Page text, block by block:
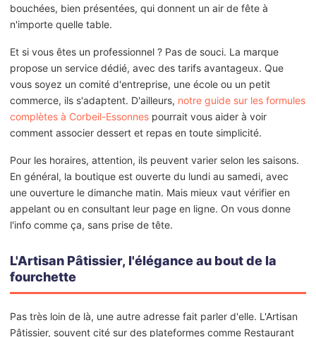
bouchées, bien présentées, qui donnent un air de fête à
n'importe quelle table.
Et si vous êtes un professionnel ? Pas de souci. La marque
propose un service dédié, avec des tarifs avantageux. Que
vous soyez un comité d'entreprise, une école ou un petit
commerce, ils s'adaptent. D'ailleurs, notre guide sur les formules
complètes à Corbeil-Essonnes pourrait vous aider à voir
comment associer dessert et repas en toute simplicité.
Pour les horaires, attention, ils peuvent varier selon les saisons.
En général, la boutique est ouverte du lundi au samedi, avec
une ouverture le dimanche matin. Mais mieux vaut vérifier en
appelant ou en consultant leur page en ligne. On vous donne
l'info comme ça, sans prise de tête.
L'Artisan Pâtissier, l'élégance au bout de la
fourchette
Pas très loin de là, une autre adresse fait parler d'elle. L'Artisan
Pâtissier, souvent cité sur des plateformes comme Restaurant